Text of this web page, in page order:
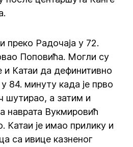
Радочаја у 72.
Поповића. Могли су
и Катаи да дефинитивно
84. минуту када је прво
шутирао, а затим и
наврата Вукмировић
Катаи је имао прилику и
са ивице казненог